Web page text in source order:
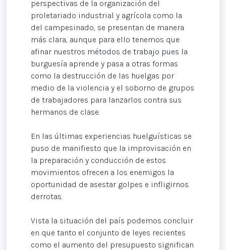
perspectivas de la organización del
proletariado industrial y agrícola como la
del campesinado, se presentan de manera
más clara, aunque para ello tenemos que
afinar nuestros métodos de trabajo pues la
burguesía aprende y pasa a otras formas
como la destrucción de las huelgas por
medio de la violencia y el soborno de grupos
de trabajadores para lanzarlos contra sus
hermanos de clase.
En las últimas experiencias huelguísticas se
puso de manifiesto que la improvisación en
la preparación y conducción de estos
movimientos ofrecen a los enemigos la
oportunidad de asestar golpes e infligirnos
derrotas.
Vista la situación del país podemos concluir
en que tanto el conjunto de leyes recientes
como el aumento del presupuesto significan